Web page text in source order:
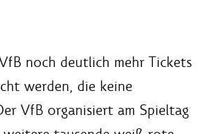
noch deutlich mehr Tickets
werden, die keine
VfB organisiert am Spieltag